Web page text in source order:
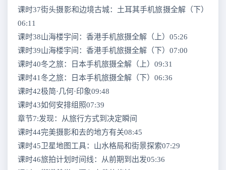
课时37街头摄影和边境古城：土耳其手机旅摄全解（下）
06:11
课时38山海楼宇间：香港手机旅摄全解（上）05:26
课时39山海楼宇间：香港手机旅摄全解（下）07:00
课时40冬之旅：日本手机旅摄全解（上）09:31
课时41冬之旅：日本手机旅摄全解（下）06:36
课时42极简·几何·印象09:48
课时43如何安排组照07:39
章节7:发现：从旅行方式到决定瞬间
课时44完美摄影和去的地方有关08:45
课时45卫星地图工具：山水格局和街景探索07:29
课时46旅拍计划时间线：从前期到出发05:36